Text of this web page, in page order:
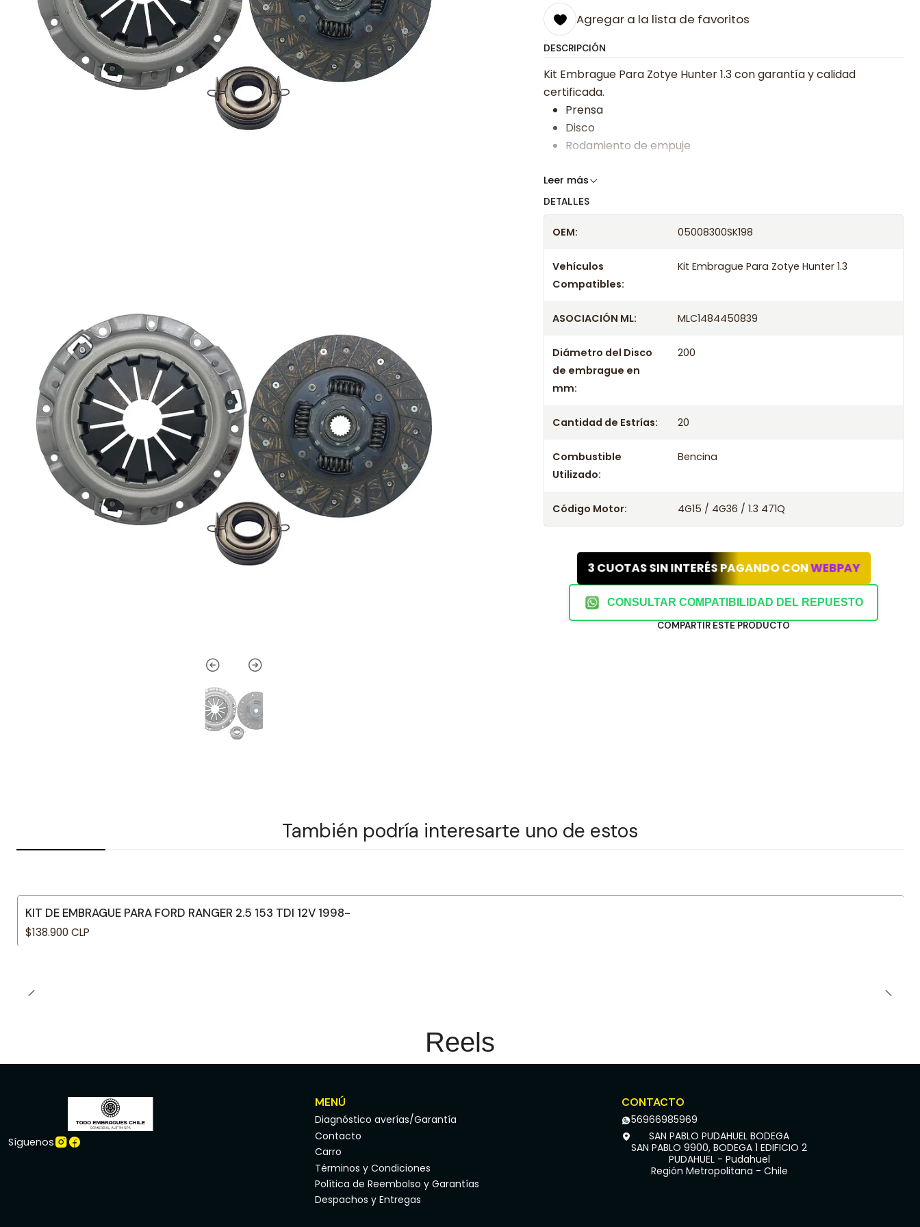
Agregar a la lista de favoritos
DESCRIPCIÓN
Kit Embrague Para Zotye Hunter 1.3 con garantía y calidad
certificada.
Prensa
Disco
Rodamiento de empuje
Somos especialistas en embragues desde 2019, ofreciendo precios
confirmación.
Leer más
DETALLES
OEM: 05008300SK198
Vehículos
Compatibles:
Kit Embrague Para Zotye Hunter 1.3
ASOCIACIÓN ML: MLC1484450839
Diámetro del Disco
de embrague en
mm:
200
Cantidad de Estrías: 20
Combustible
Utilizado:
Bencina
Código Motor: 4G15 / 4G36 / 1.3 471Q
3 CUOTAS SIN INTERÉS PAGANDO CONWEBPAY
CONSULTAR COMPATIBILIDAD DEL REPUESTO
COMPARTIR ESTE PRODUCTO
También podría interesarte uno de estos
KIT DE EMBRAGUE PARA FORD RANGER 2.5 153 TDI 12V 1998-
$138.900 CLP
Reels
Síguenos
MENÚ
Diagnóstico averías/Garantía
Contacto
Carro
Términos y Condiciones
Política de Reembolso y Garantías
Despachos y Entregas
CONTACTO
56966985969
SAN PABLO PUDAHUEL BODEGA
SAN PABLO 9900, BODEGA 1 EDIFICIO 2
PUDAHUEL - Pudahuel
Región Metropolitana - Chile